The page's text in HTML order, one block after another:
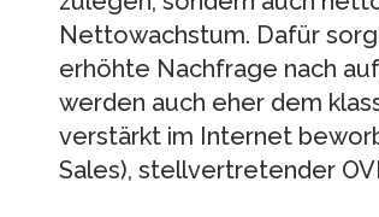
Nettowachstum. Dafür
erhöhte Nachfrage nach
werden auch eher dem
verstärkt im Internet
Sales), stellvertretender